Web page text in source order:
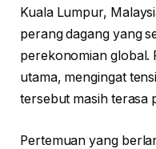
Kuala Lumpur,
perang dagang yang
perekonomian global.
utama, mengingat
tersebut masih terasa
Pertemuan yang